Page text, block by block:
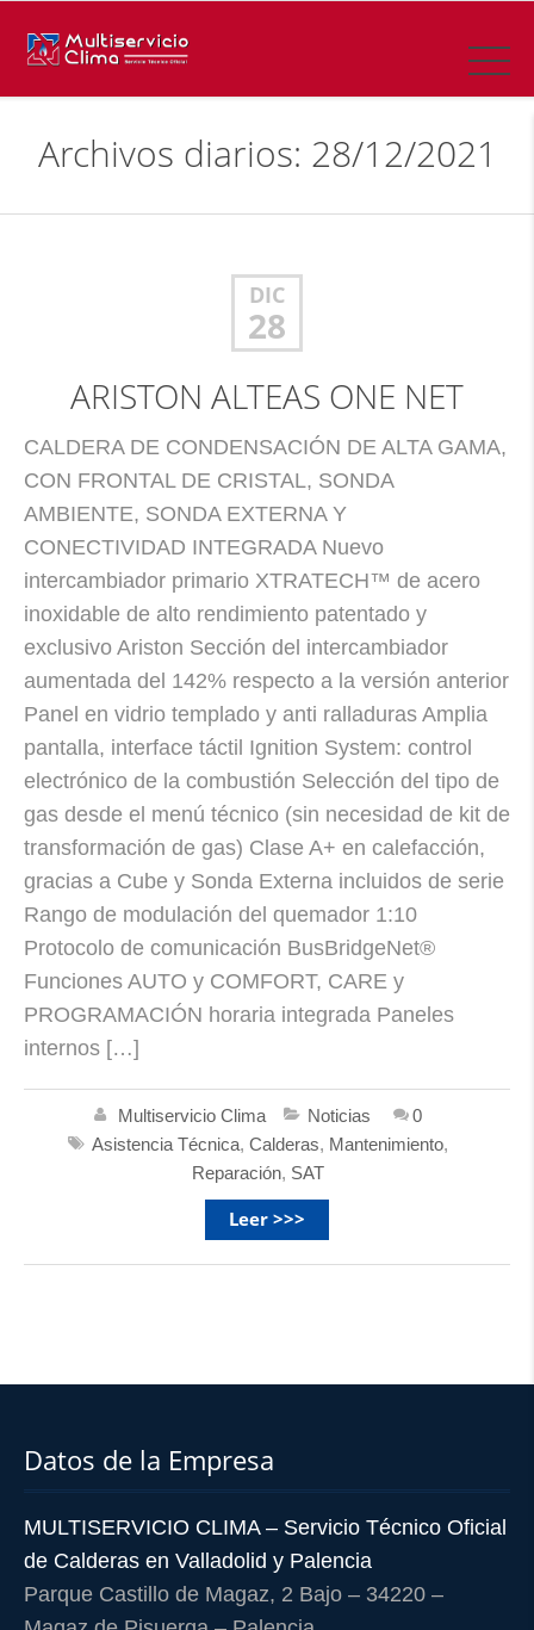
Archivos diarios: 28/12/2021
DIC
28
ARISTON ALTEAS ONE NET
CALDERA DE CONDENSACIÓN DE ALTA GAMA,
CON FRONTAL DE CRISTAL, SONDA
AMBIENTE, SONDA EXTERNA Y
CONECTIVIDAD INTEGRADA Nuevo
intercambiador primario XTRATECH™ de acero
inoxidable de alto rendimiento patentado y
exclusivo Ariston Sección del intercambiador
aumentada del 142% respecto a la versión anterior
Panel en vidrio templado y anti ralladuras Amplia
pantalla, interface táctil Ignition System: control
electrónico de la combustión Selección del tipo de
gas desde el menú técnico (sin necesidad de kit de
transformación de gas) Clase A+ en calefacción,
gracias a Cube y Sonda Externa incluidos de serie
Rango de modulación del quemador 1:10
Protocolo de comunicación BusBridgeNet®
Funciones AUTO y COMFORT, CARE y
PROGRAMACIÓN horaria integrada Paneles
internos […]
Multiservicio Clima Noticias
0
Asistencia Técnica, Calderas, Mantenimiento,
Reparación, SAT
Leer >>>
Datos de la Empresa
MULTISERVICIO CLIMA – Servicio Técnico Oficial
de Calderas en Valladolid y Palencia
Parque Castillo de Magaz, 2 Bajo – 34220 –